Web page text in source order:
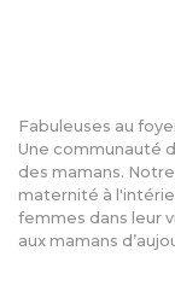
Fabuleuses au
Une communauté
des mamans.
maternité à
femmes dans leur
aux mamans